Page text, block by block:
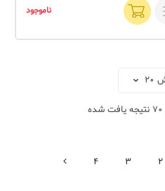
ناموجود
70 نتیجه یافت شده
2
3
4 بعدی